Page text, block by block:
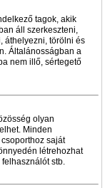
tagok, akik
áll szerkeszteni,
áthelyezni, törölni és
Általánosságban a
nem illő, sértegető
olyan
Minden
saját
létrehozhat
stb.